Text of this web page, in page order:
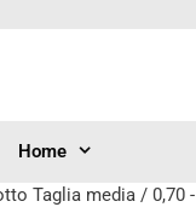
Home
Taglia media / 0,70